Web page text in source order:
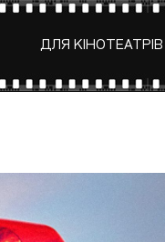
ДЛЯ КІНОТЕАТРІВ